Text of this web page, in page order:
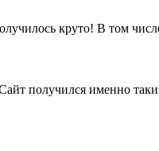
круто! В том
получился именно